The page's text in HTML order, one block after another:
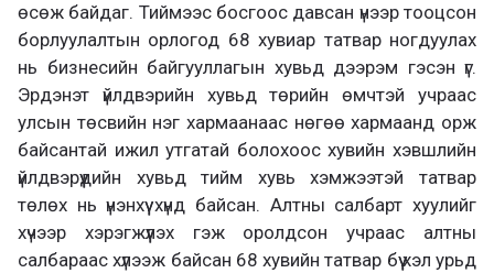
өсөж байдаг. Тиймээс босгоос давсан үнээр тооцсон
борлуулалтын орлогод 68 хувиар татвар ногдуулах
нь бизнесийн байгууллагын хувьд дээрэм гэсэн үг.
Эрдэнэт үйлдвэрийн хувьд төрийн өмчтэй учраас
улсын төсвийн нэг хармаанаас нөгөө хармаанд орж
байсантай ижил утгатай болохоос хувийн хэвшлийн
үйлдвэрүүдийн хувьд тийм хувь хэмжээтэй татвар
төлөх нь үнэнхүү хүнд байсан. Алтны салбарт хуулийг
хүчээр хэрэгжүүлэх гэж оролдсон учраас алтны
салбараас хүлээж байсан 68 хувийн татвар бүү хэл урьд